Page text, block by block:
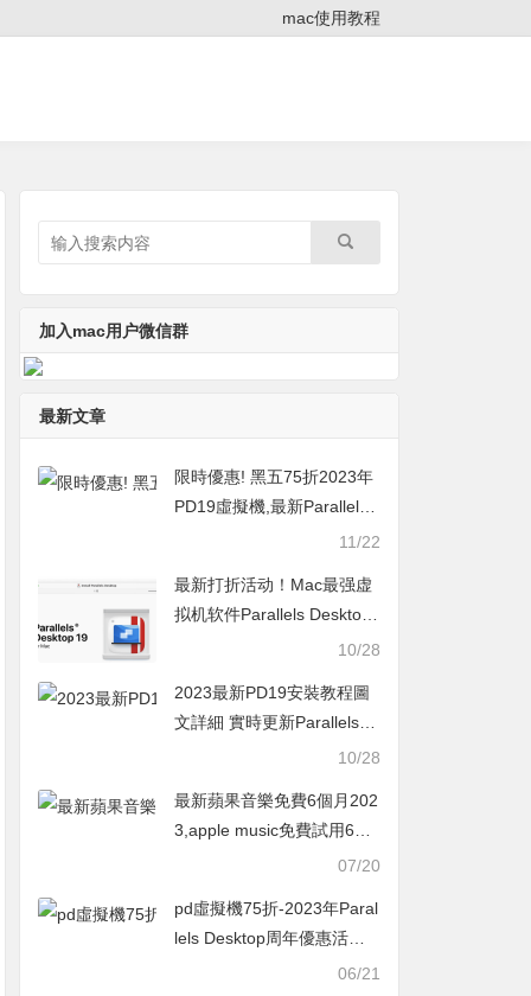
mac使用教程
加入mac用户微信群
最新文章
限時優惠! 黑五75折2023年
PD19虛擬機,最新Parallels
11/22
最新打折活动！Mac最强虚
拟机软件Parallels Desktop
19 学生优惠+9折新人活动
10/28
2023最新PD19安裝教程圖
文詳細 實時更新Parallels D
esktop19購買優惠50%起10/28
最新蘋果音樂免費6個月202
3,apple music免費試用6個
07/20
pd虛擬機75折-2023年Paral
lels Desktop周年優惠活動
最新MAC軟體打折活動06/21